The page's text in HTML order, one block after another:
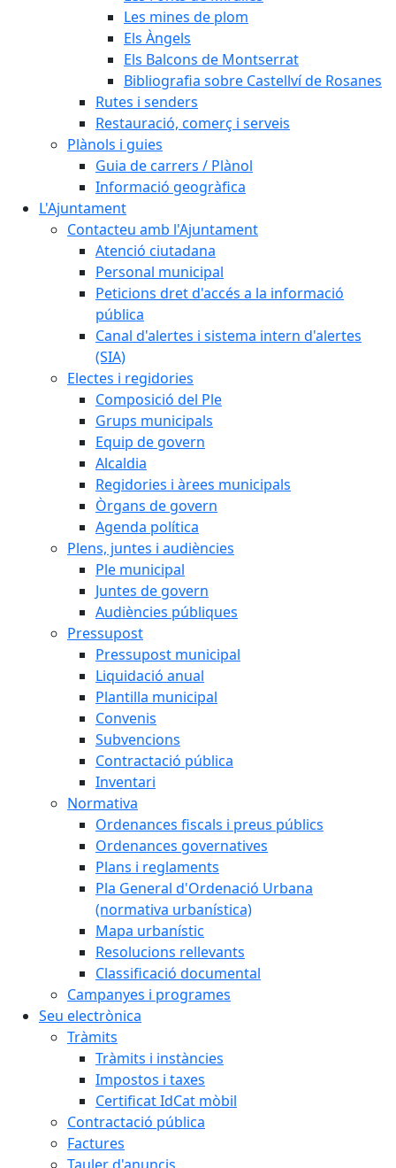
Les mines de plom
Els Àngels
Els Balcons de Montserrat
Bibliografia sobre Castellví de Rosanes
Rutes i senders
Restauració, comerç i serveis
Plànols i guies
Guia de carrers / Plànol
Informació geogràfica
L'Ajuntament
Contacteu amb l'Ajuntament
Atenció ciutadana
Personal municipal
Peticions dret d'accés a la informació
pública
Canal d'alertes i sistema intern d'alertes
(SIA)
Electes i regidories
Composició del Ple
Grups municipals
Equip de govern
Alcaldia
Regidories i àrees municipals
Òrgans de govern
Agenda política
Plens, juntes i audiències
Ple municipal
Juntes de govern
Audiències públiques
Pressupost
Pressupost municipal
Liquidació anual
Plantilla municipal
Convenis
Subvencions
Contractació pública
Inventari
Normativa
Ordenances fiscals i preus públics
Ordenances governatives
Plans i reglaments
Pla General d'Ordenació Urbana
(normativa urbanística)
Mapa urbanístic
Resolucions rellevants
Classificació documental
Campanyes i programes
Seu electrònica
Tràmits
Tràmits i instàncies
Impostos i taxes
Certificat IdCat mòbil
Contractació pública
Factures